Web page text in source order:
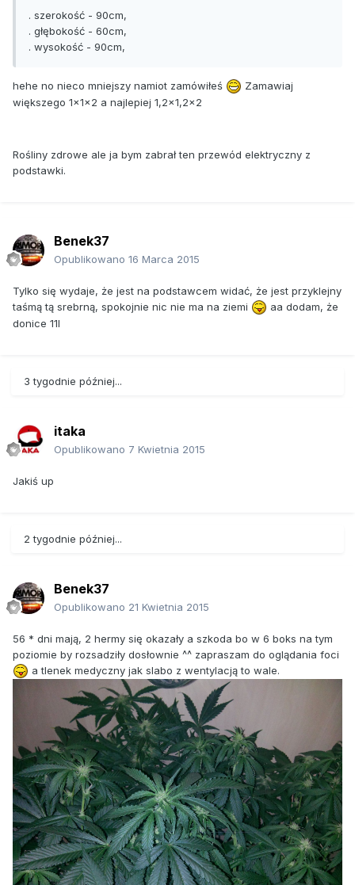
. szerokość - 90cm,
. głębokość - 60cm,
. wysokość - 90cm,
hehe no nieco mniejszy namiot zamówiłeś
Zamawiaj
większego 1x1x2 a najlepiej 1,2x1,2x2
Rośliny zdrowe ale ja bym zabrał ten przewód elektryczny z
podstawki.
Benek37
Opublikowano 16 Marca 2015
Tylko się wydaje, że jest na podstawcem widać, że jest przyklejny
taśmą tą srebrną, spokojnie nic nie ma na ziemi
aa dodam, że
donice 11l
3 tygodnie później...
itaka
Opublikowano 7 Kwietnia 2015
Jakiś up
2 tygodnie później...
Benek37
Opublikowano 21 Kwietnia 2015
56 * dni mają, 2 hermy się okazały a szkoda bo w 6 boks na tym
poziomie by rozsadziły dosłownie ^^ zapraszam do oglądania foci
a tlenek medyczny jak slabo z wentylacją to wale.